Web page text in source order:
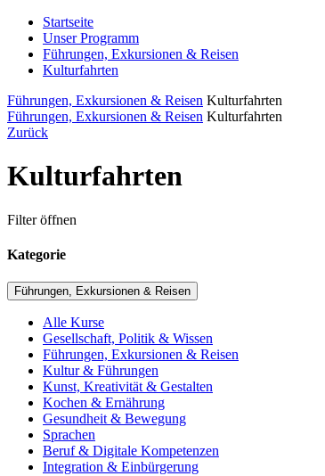
Startseite
Unser Programm
Führungen, Exkursionen & Reisen
Kulturfahrten
Führungen, Exkursionen & Reisen Kulturfahrten
Führungen, Exkursionen & Reisen Kulturfahrten
Zurück
Kulturfahrten
Filter öffnen
Kategorie
Führungen, Exkursionen & Reisen
Alle Kurse
Gesellschaft, Politik & Wissen
Führungen, Exkursionen & Reisen
Kultur & Führungen
Kunst, Kreativität & Gestalten
Kochen & Ernährung
Gesundheit & Bewegung
Sprachen
Beruf & Digitale Kompetenzen
Integration & Einbürgerung